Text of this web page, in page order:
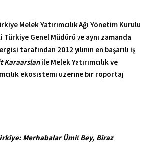
Melek Yatırımcılık Ağı Yönetim Kurulu
Türkiye Genel Müdürü ve aynı zamanda
tarafından 2012 yılının en başarılı iş
Karaarslanile Melek Yatırımcılık ve
ekosistemi üzerine bir röportaj
Merhabalar Ümit Bey, Biraz